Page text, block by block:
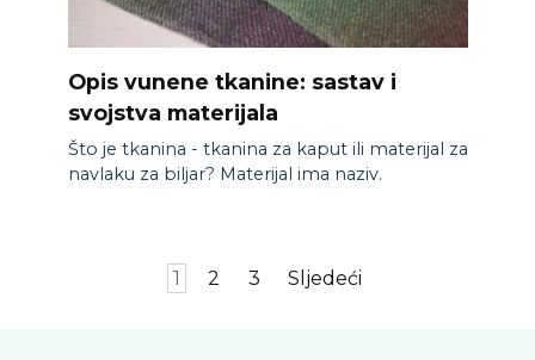
Opis vunene tkanine: sastav i
svojstva materijala
Što je tkanina - tkanina za kaput ili materijal za
navlaku za biljar? Materijal ima naziv.
1 2 3 Sljedeći